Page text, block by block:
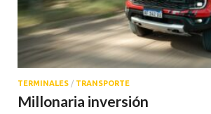
TERMINALES / TRANSPORTE
Millonaria inversión